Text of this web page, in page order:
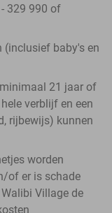
329 990 of
(inclusief baby's en
21 jaar of
verblijf en een
rijbewijs) kunnen
worden
of er is schade
Village de